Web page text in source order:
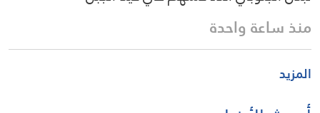
منذ ساعة واحدة
المزيد